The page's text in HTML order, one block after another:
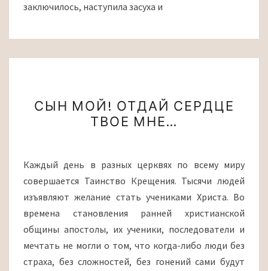
заключилось, наступила засуха и
МОЙ!
ОТДАЙ
СЫН МОЙ! ОТДАЙ СЕРДЦЕ
ТВОЕ МНЕ…
Каждый день в разных церквях по всему миру
совершается Таинство Крещения. Тысячи людей
изъявляют желание стать учениками Христа. Во
времена становления ранней христианской
общины апостолы, их ученики, последователи и
мечтать не могли о том, что когда-либо люди без
страха, без сложностей, без гонений сами будут